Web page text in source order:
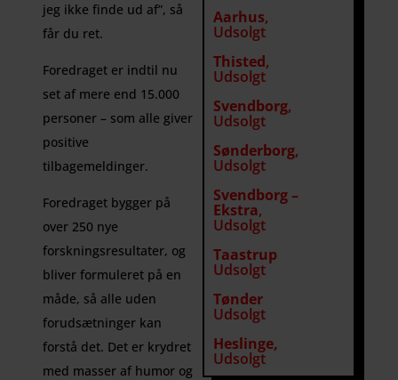
jeg ikke finde ud af”, så
får du ret.
Foredraget er indtil nu
set af mere end 15.000
personer – som alle giver
positive
tilbagemeldinger.
Foredraget bygger på
over 250 nye
forskningsresultater, og
bliver formuleret på en
måde, så alle uden
forudsætninger kan
forstå det. Det er krydret
med masser af humor og
Aarhus,
Udsolgt
Thisted,
Udsolgt
Svendborg,
Udsolgt
Sønderborg,
Udsolgt
Svendborg –
Ekstra,
Udsolgt
Taastrup
Udsolgt
Tønder
Udsolgt
Heslinge,
Udsolgt